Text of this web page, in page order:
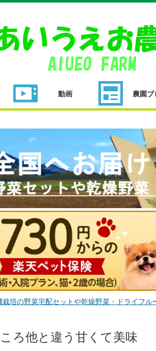
動画 農園ブ
栽培の野菜宅配セットや乾燥野菜・ドライフル
ろ他と違う甘くて美味